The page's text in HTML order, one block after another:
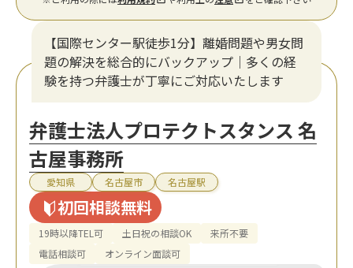
【国際センター駅徒歩1分】離婚問題や男女問
題の解決を総合的にバックアップ｜多くの経
験を持つ弁護士が丁寧にご対応いたします
弁護士法人プロテクトスタンス 名
古屋事務所
愛知県 名古屋市 名古屋駅
初回相談無料
19時以降TEL可 土日祝の相談OK
来所不要
電話相談可
オンライン面談可